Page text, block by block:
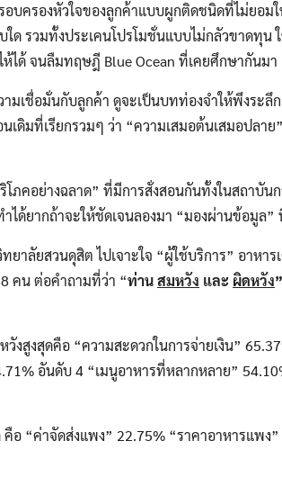
รองหัวใจของลูกค้าแบบผูกติดชนิดที่ไม่ยอมให้เ
ใด รวมทั้งประเคนโปรโมชั่นแบบไม่กลัวขาดทุ
ห้ได้ จนลืมทฤษฎี Blue Ocean ที่เคยศึกษากันมา
เชื่อมั่นกับลูกค้า ดูจะเป็นบทท่องจำให้พึงระลึก
เดิมที่เรียกรวมๆ ว่า “ความเสมอต้นเสมอปลา
อย่างฉลาด” ที่มีการสั่งสอนกันทั้งในสถาบันก
ำได้ยากถ้าจะให้ชัดเจนลองมา “มองผ่านข้อมูล”
ยสวนดุสิต ไปเจาะใจ “ผู้ใช้บริการ” อาหาร
คน ต่อคำถามที่ว่า “ท่านสมหวัง และ ผิดหวัง”
งสุดคือ “ความสะดวกในการจ่ายเงิน”
อันดับ 4 “เมนูอาหารที่หลากหลาย”
ค่าจัดส่งแพง” 22.75% “ราคาอาหารแพง”